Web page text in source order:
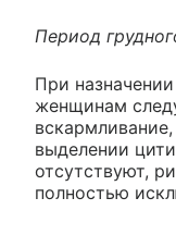
Период
При
женщинам
выделении
отсутствуют,
полностью